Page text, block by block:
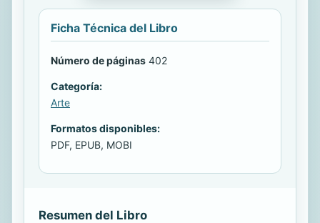
Ficha Técnica del Libro
Número de páginas 402
Categoría:
Arte
Formatos disponibles:
PDF, EPUB, MOBI
Resumen del Libro